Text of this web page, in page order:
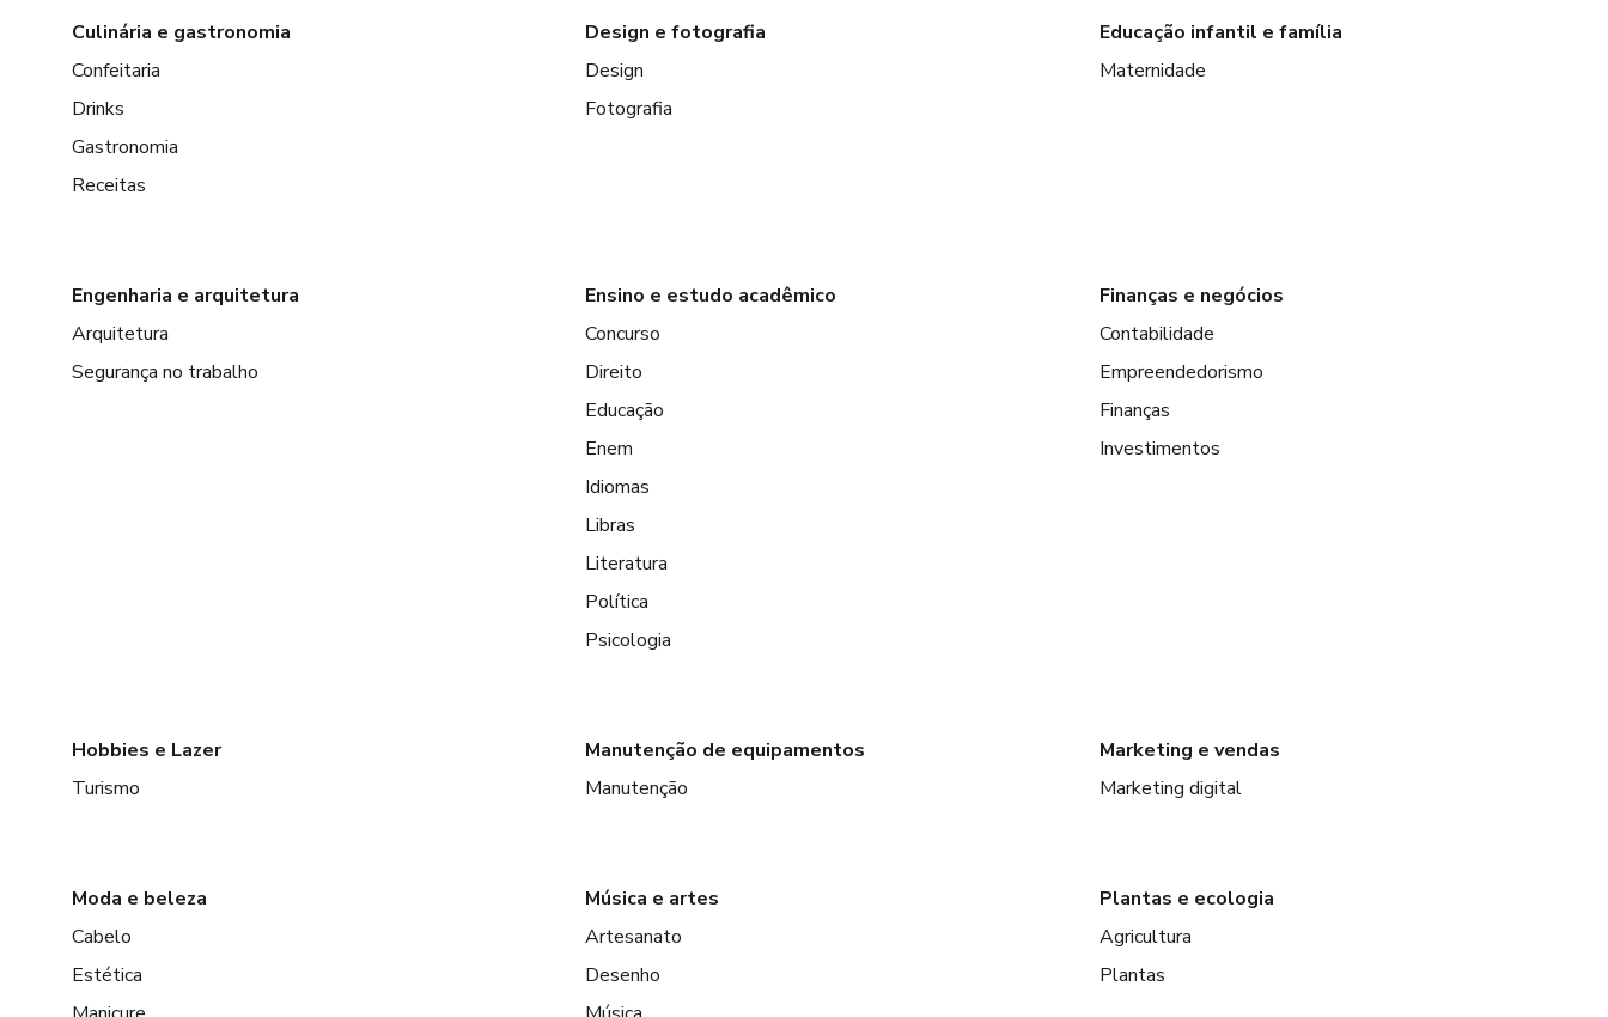
Culinária e gastronomia
Confeitaria
Drinks
Gastronomia
Receitas
Design e fotografia
Design
Fotografia
Educação infantil e família
Maternidade
Engenharia e arquitetura
Arquitetura
Segurança no trabalho
Ensino e estudo acadêmico
Concurso
Direito
Educação
Enem
Idiomas
Libras
Literatura
Política
Psicologia
Finanças e negócios
Contabilidade
Empreendedorismo
Finanças
Investimentos
Hobbies e Lazer
Turismo
Manutenção de equipamentos
Manutenção
Marketing e vendas
Marketing digital
Moda e beleza
Cabelo
Estética
Música e artes
Artesanato
Desenho
Plantas e ecologia
Agricultura
Plantas